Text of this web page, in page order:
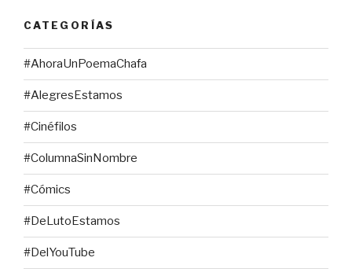
CATEGORÍAS
#AhoraUnPoemaChafa
#AlegresEstamos
#Cinéfilos
#ColumnaSinNombre
#Cómics
#DeLutoEstamos
#DelYouTube